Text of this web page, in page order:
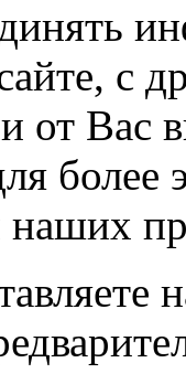
с
от Вас
наших